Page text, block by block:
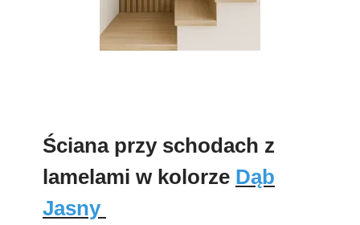
Ściana przy schodach z
lamelami w kolorze Dąb
Jasny